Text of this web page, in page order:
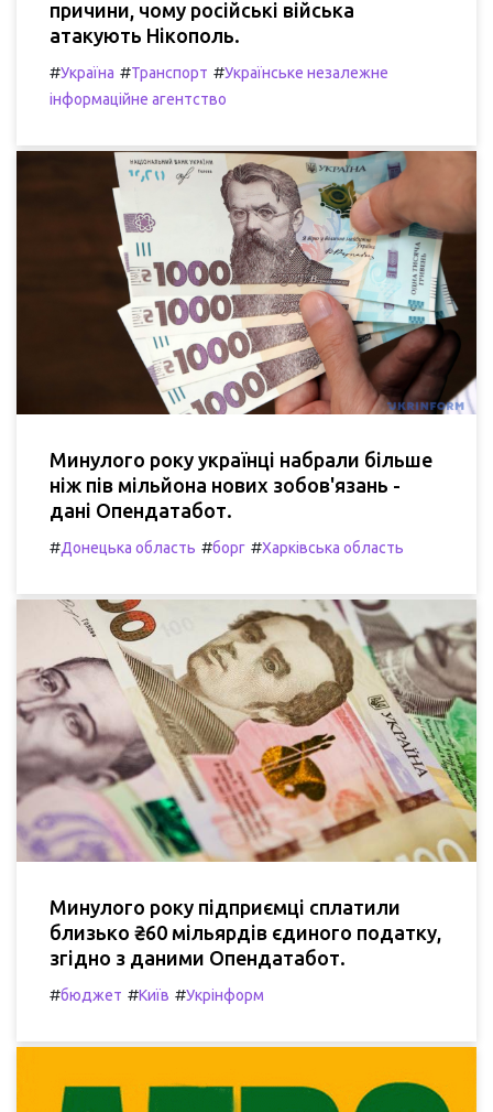
причини, чому російські війська
атакують Нікополь.
#Україна #Транспорт #Українське незалежне
інформаційне агентство
Минулого року українці набрали більше
ніж пів мільйона нових зобов'язань -
дані Опендатабот.
#Донецька область #борг #Харківська область
Минулого року підприємці сплатили
близько ₴60 мільярдів єдиного податку,
згідно з даними Опендатабот.
#бюджет #Київ #Укрінформ